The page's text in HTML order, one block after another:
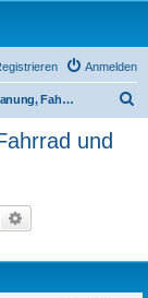
Anmelden
Verkehrsplanung, Fahrrad-Recht, Fahrrad und Gesellschaft
und
Suche